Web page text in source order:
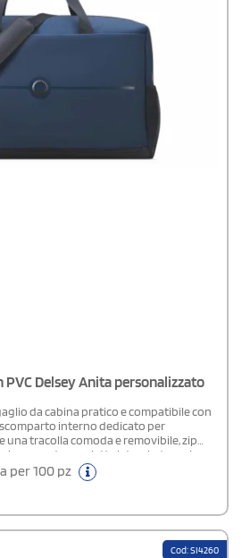
Delsey Anita personalizzato
da cabina pratico e compatibile con
interno dedicato per
una tracolla comoda e removibile, zip
tasca piatta laterale, tasca in
a cerniera e tasca inferiore
per 100 pz
Cod: SI4260